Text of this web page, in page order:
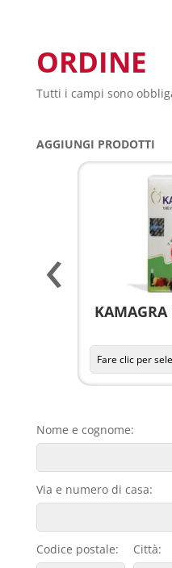
ORDINE
Tutti i campi sono
AGGIUNGI PRODOTTI
‹
Nome e cognome:
Via e numero di casa:
Codice postale: Città: